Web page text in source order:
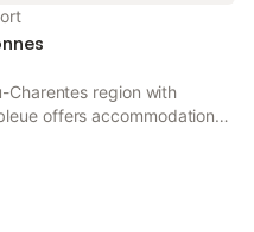
Charentes region with
offers accommodation
access to a hot tub.